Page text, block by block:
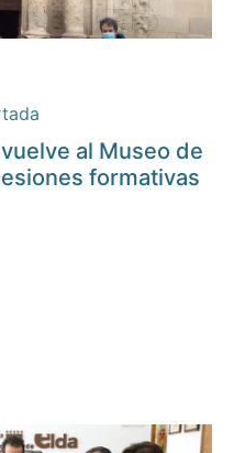
al Museo de
formativas